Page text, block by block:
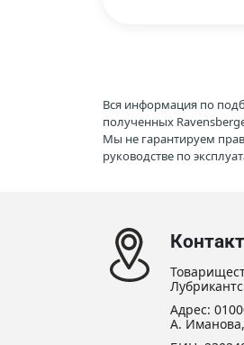
Вся информация по
полученных
Мы не гарантируем
руководстве по
Адрес:
А.